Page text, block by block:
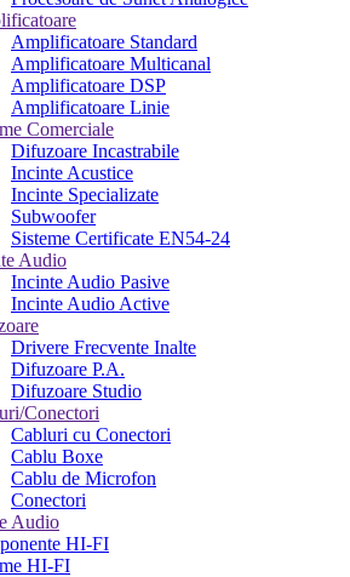
Amplificatoare Standard
Amplificatoare Multicanal
Amplificatoare DSP
Amplificatoare Linie
Comerciale
Difuzoare Incastrabile
Incinte Acustice
Incinte Specializate
Subwoofer
Sisteme Certificate EN54-24
Audio
Incinte Audio Pasive
Incinte Audio Active
Drivere Frecvente Inalte
Difuzoare P.A.
Difuzoare Studio
Conectori
Cabluri cu Conectori
Cablu Boxe
Cablu de Microfon
Conectori
Audio
HI-FI
HI-FI